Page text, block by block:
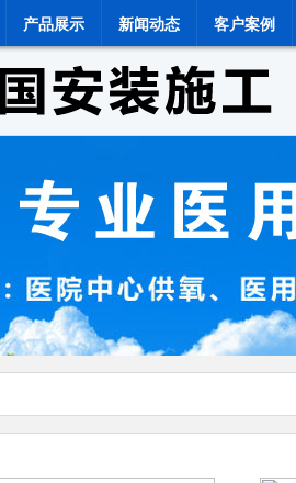
产品展示 新闻动态 客户案例